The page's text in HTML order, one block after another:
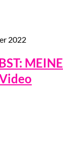
2022
MEINE